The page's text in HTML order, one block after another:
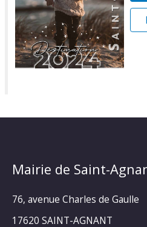
Mairie de Saint-
76, avenue Charles de Gaulle
17620 SAINT-AGNANT